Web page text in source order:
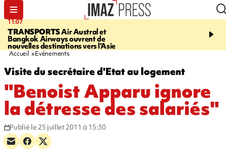
11:07
TRANSPORTSAir Austral et
Bangkok Airways ouvrent de
nouvelles destinations vers l’Asie
11:46
l'eau est dégradée à la
Accueil Evénements
Visite du secrétaire d'Etat au logement
"Benoist Apparu ignore
la détresse des salariés"
Publié le 25 juillet 2011 à 15:30